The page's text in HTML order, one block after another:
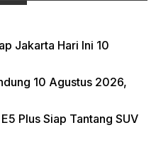
Jakarta Hari Ini 10
10 Agustus 2026,
Plus Siap Tantang SUV